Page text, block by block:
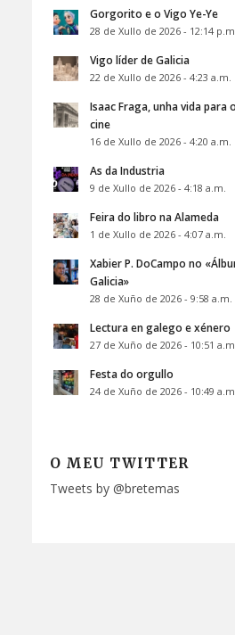
Gorgorito e o Vigo Ye-Ye
28 de Xullo de 2026 - 12:14
Vigo líder de Galicia
22 de Xullo de 2026 - 4:23 a.m.
Isaac Fraga, unha vida para o
cine
16 de Xullo de 2026 - 4:20 a.m.
As da Industria
9 de Xullo de 2026 - 4:18 a.m.
Feira do libro na Alameda
1 de Xullo de 2026 - 4:07 a.m.
Xabier P. DoCampo no
Galicia»
28 de Xuño de 2026 - 9:58 a.m.
Lectura en galego e xénero
27 de Xuño de 2026 - 10:51
Festa do orgullo
24 de Xuño de 2026 - 10:49
O MEU TWITTER
Tweets by @bretemas